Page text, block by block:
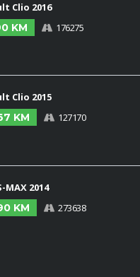
Clio 2016
KM
176275
Clio 2015
KM
127170
MAX 2014
KM
273638